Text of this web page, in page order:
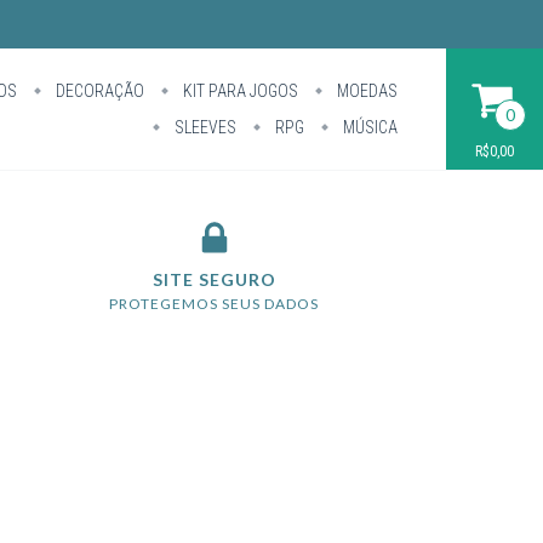
DECORAÇÃO KIT PARA JOGOS
MOEDAS
SLEEVES
RPG MÚSICA
0
R$0,00
SITE SEGURO
PROTEGEMOS SEUS DADOS